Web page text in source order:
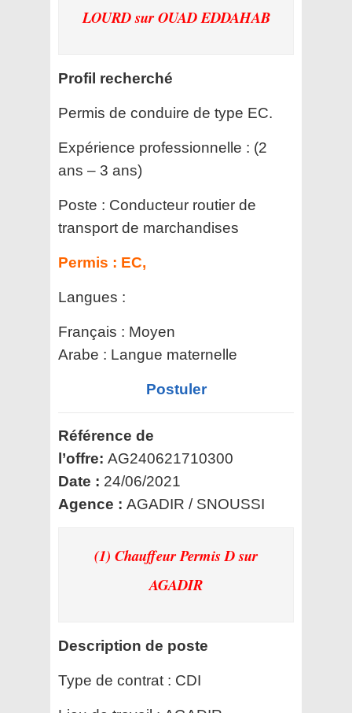
LOURDsur OUAD EDDAHAB
Profil recherché
Permis de conduire de type EC.
Expérience professionnelle : (2
ans – 3 ans)
Poste : Conducteur routier de
transport de marchandises
Permis : EC,
Langues :
Français : Moyen
Arabe : Langue maternelle
Postuler
Référence de
l’offre: AG240621710300
Date : 24/06/2021
Agence : AGADIR / SNOUSSI
(1) Chauffeur Permis Dsur
AGADIR
Description de poste
Type de contrat : CDI